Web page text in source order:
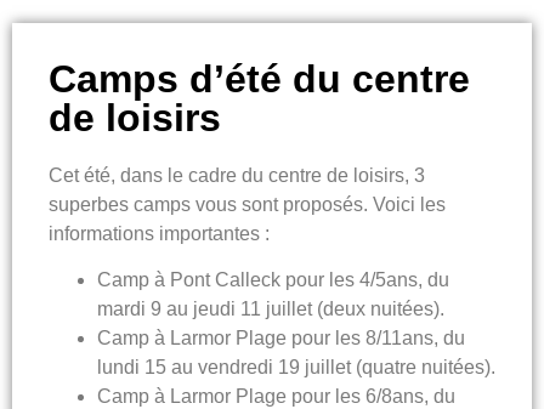
Camps d’été du centre
de loisirs
Cet été, dans le cadre du centre de loisirs, 3
superbes camps vous sont proposés. Voici les
informations importantes :
Camp à Pont Calleck pour les 4/5ans, du
mardi 9 au jeudi 11 juillet (deux nuitées).
Camp à Larmor Plage pour les 8/11ans, du
lundi 15 au vendredi 19 juillet (quatre nuitées).
Camp à Larmor Plage pour les 6/8ans, du